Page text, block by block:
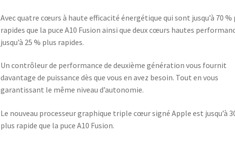
Avec quatre cœurs à haute efficacité énergétique qui sont jusqu’à 70 %
rapides que la puce A10 Fusion ainsi que deux cœurs hautes
jusqu’à 25 % plus rapides.
Un contrôleur de performance de deuxième génération vous fournit
davantage de puissance dès que vous en avez besoin. Tout en vous
garantissant le même niveau d’autonomie.
Le nouveau processeur graphique triple cœur signé Apple est jusqu’à
plus rapide que la puce A10 Fusion.